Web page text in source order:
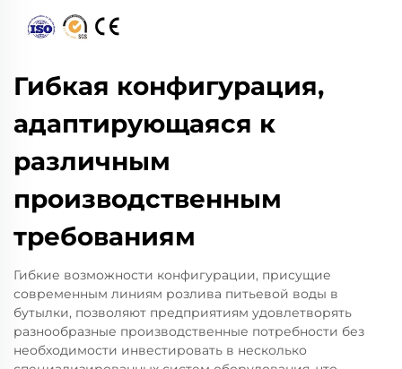
Гибкая конфигурация,
адаптирующаяся к
различным
производственным
требованиям
Гибкие возможности конфигурации, присущие
современным линиям розлива питьевой воды в
бутылки, позволяют предприятиям удовлетворять
разнообразные производственные потребности без
необходимости инвестировать в несколько